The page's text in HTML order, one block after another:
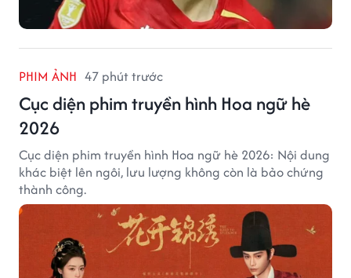
PHIM ẢNH 47 phút trước
Cục diện phim truyền hình Hoa ngữ hè
2026
Cục diện phim truyền hình Hoa ngữ hè 2026: Nội dung
khác biệt lên ngôi, lưu lượng không còn là bảo chứng
thành công.